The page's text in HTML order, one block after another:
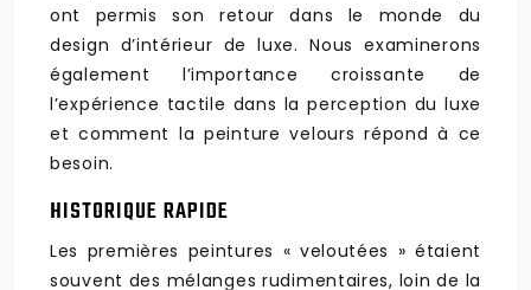
ont permis son retour dans le monde du
design d’intérieur de luxe. Nous examinerons
également l’importance croissante de
l’expérience tactile dans la perception du luxe
et comment la peinture velours répond à ce
besoin.
HISTORIQUE RAPIDE
Les premières peintures « veloutées » étaient
souvent des mélanges rudimentaires, loin de la